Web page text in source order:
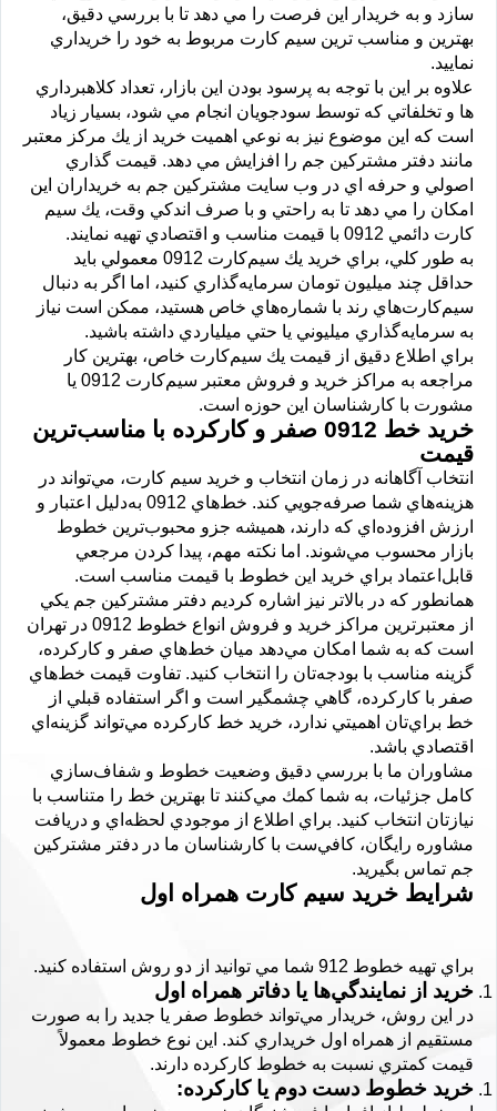
سازد و به خريدار اين فرصت را مي دهد تا با بررسي دقيق،
بهترين و مناسب ترين سيم كارت مربوط به خود را خريداري
نماييد.
علاوه بر اين با توجه به پرسود بودن اين بازار، تعداد كلاهبرداري
ها و تخلفاتي كه توسط سودجويان انجام مي شود، بسيار زياد
است كه اين موضوع نيز به نوعي اهميت خريد از يك مركز معتبر
مانند دفتر مشتركين جم را افزايش مي دهد. قيمت گذاري
اصولي و حرفه اي در وب سايت مشتركين جم به خريداران اين
امكان را مي دهد تا به راحتي و با صرف اندكي وقت، يك سيم
كارت دائمي 0912 با قيمت مناسب و اقتصادي تهيه نمايند.
به طور كلي، براي خريد يك سيم‌كارت 0912 معمولي بايد
حداقل چند ميليون تومان سرمايه‌گذاري كنيد، اما اگر به دنبال
سيم‌كارت‌هاي رند با شماره‌هاي خاص هستيد، ممكن است نياز
به سرمايه‌گذاري ميليوني يا حتي ميلياردي داشته باشيد.
براي اطلاع دقيق از قيمت يك سيم‌كارت خاص، بهترين كار
مراجعه به مراكز خريد و فروش معتبر سيم‌كارت 0912 يا
مشورت با كارشناسان اين حوزه است.
خريد خط 0912 صفر و كاركرده با مناسب‌ترين
قيمت
انتخاب آگاهانه در زمان انتخاب و خريد سيم كارت، مي‌تواند در
هزينه‌هاي شما صرفه‌جويي كند. خط‌هاي 0912 به‌دليل اعتبار و
ارزش افزوده‌اي كه دارند، هميشه جزو محبوب‌ترين خطوط
بازار محسوب مي‌شوند. اما نكته مهم، پيدا كردن مرجعي
قابل‌اعتماد براي خريد اين خطوط با قيمت مناسب است.
همانطور كه در بالاتر نيز اشاره كرديم دفتر مشتركين جم يكي
از معتبرترين مراكز خريد و فروش انواع خطوط 0912 در تهران
است كه به شما امكان مي‌دهد ميان خط‌هاي صفر و كاركرده،
گزينه مناسب با بودجه‌تان را انتخاب كنيد. تفاوت قيمت خط‌هاي
صفر با كاركرده، گاهي چشمگير است و اگر استفاده قبلي از
خط براي‌تان اهميتي ندارد، خريد خط كاركرده مي‌تواند گزينه‌اي
اقتصادي باشد.
مشاوران ما با بررسي دقيق وضعيت خطوط و شفاف‌سازي
كامل جزئيات، به شما كمك مي‌كنند تا بهترين خط را متناسب با
نيازتان انتخاب كنيد. براي اطلاع از موجودي لحظه‌اي و دريافت
مشاوره رايگان، كافي‌ست با كارشناسان ما در دفتر مشتركين
جم تماس بگيريد.
شرايط خريد سيم كارت همراه اول
براي تهيه خطوط 912 شما مي توانيد از دو روش استفاده كنيد.
خريد از نمايندگي‌ها يا دفاتر همراه اول
در اين روش، خريدار مي‌تواند خطوط صفر يا جديد را به صورت
مستقيم از همراه اول خريداري كند. اين نوع خطوط معمولاً
قيمت كمتري نسبت به خطوط كاركرده دارند.
خريد خطوط دست دوم يا كاركرده: